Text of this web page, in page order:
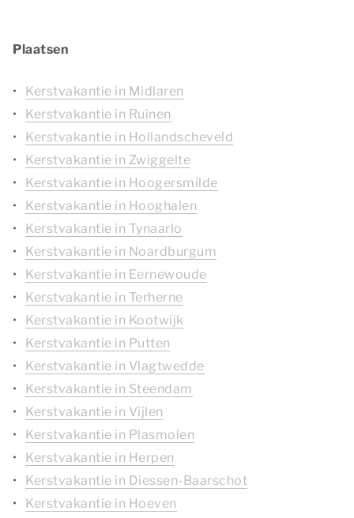
Plaatsen
Kerstvakantie in Midlaren
Kerstvakantie in Ruinen
Kerstvakantie in Hollandscheveld
Kerstvakantie in Zwiggelte
Kerstvakantie in Hoogersmilde
Kerstvakantie in Hooghalen
Kerstvakantie in Tynaarlo
Kerstvakantie in Noardburgum
Kerstvakantie in Eernewoude
Kerstvakantie in Terherne
Kerstvakantie in Kootwijk
Kerstvakantie in Putten
Kerstvakantie in Vlagtwedde
Kerstvakantie in Steendam
Kerstvakantie in Vijlen
Kerstvakantie in Plasmolen
Kerstvakantie in Herpen
Kerstvakantie in Diessen-Baarschot
Kerstvakantie in Hoeven